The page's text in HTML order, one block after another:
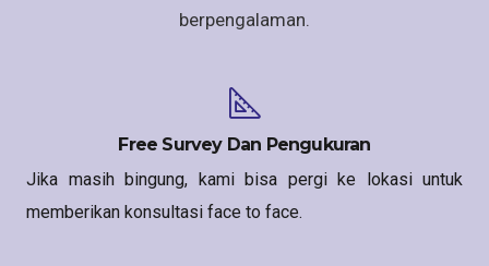
berpengalaman.
Free Survey Dan Pengukuran
Jika masih bingung, kami bisa pergi ke lokasi untuk
memberikan konsultasi face to face.